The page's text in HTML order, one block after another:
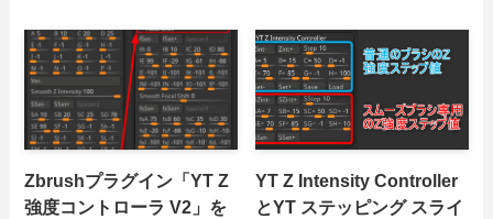
Zbrushプラグイン「YT Z
強度コントローラ V2」を
YT Z Intensity Controller
とYT ステッピング スライ